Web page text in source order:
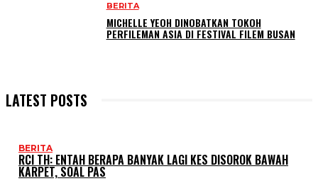
BERITA
MICHELLE YEOH DINOBATKAN TOKOH
PERFILEMAN ASIA DI FESTIVAL FILEM BUSAN
LATEST POSTS
BERITA
RCI TH: ENTAH BERAPA BANYAK LAGI KES DISOROK BAWAH
KARPET, SOAL PAS